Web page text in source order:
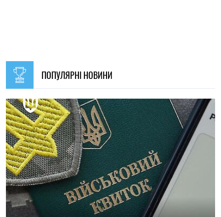
ПОПУЛЯРНІ НОВИНИ